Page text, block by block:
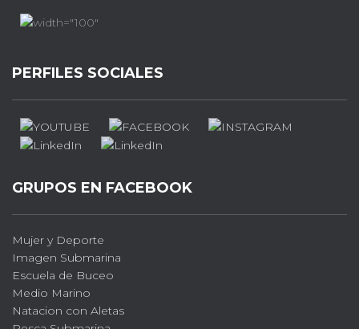
PERFILES SOCIALES
GRUPOS EN FACEBOOK
Mujer y Deporte
Imagen Submarina
Escuela de Buceo
Medio Marino
Natacion con Aletas